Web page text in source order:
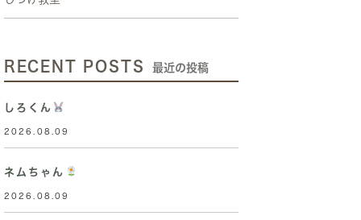
RECENT POSTS 最近の投稿
しろくん
2026.08.09
ネムちゃん
2026.08.09